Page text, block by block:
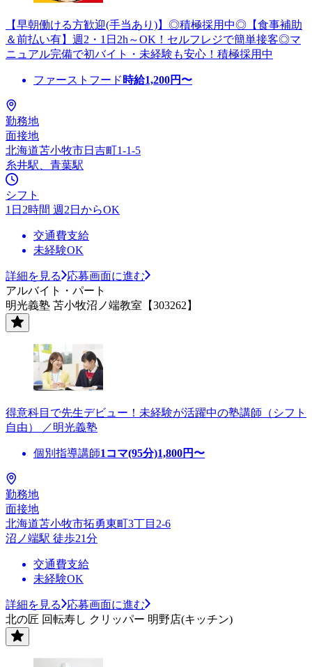
【早朝働ける方歓迎(手当あり)】◎積極採用中◎【食事補助
＆前払い有】週2・1日2h～OK！セルフレジで簡単接客◎マ
ニュアル完備で初バイト・未経験も安心！積極採用中
ファーストフード 時給1,200円〜
勤務地
面接地
北海道苫小牧市日吉町1-1-5
糸井駅、青葉駅
シフト
1日2時間 週2日からOK
交通費支給
未経験OK
詳細を見る
応募画面に進む
アルバイト・パート
明光義塾 苫小牧沼ノ端教室【303262】
得意科目で先生デビュー！未経験が活躍中の塾講師（シフト
自由） ／明光義塾
個別指導講師1コマ(95分)1,800円〜
勤務地
面接地
北海道苫小牧市拓勇東町3丁目2-6
沼ノ端駅 徒歩21分
交通費支給
未経験OK
詳細を見る
応募画面に進む
北の匠 回転寿し クリッパー 明野店(キッチン)